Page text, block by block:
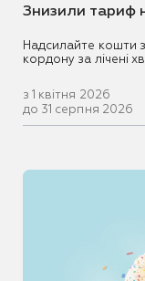
Знизили тариф
Надсилайте кошти з
кордону за лічені
з 1 квітня 2026
до 31 серпня 2026